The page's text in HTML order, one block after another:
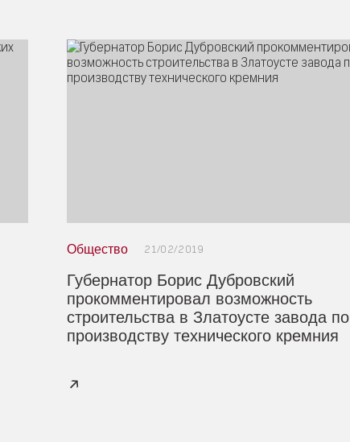
Общество 21/02/2019
Губернатор Борис Дубровский
прокомментировал возможность
строительства в Златоусте завода по
производству технического кремния